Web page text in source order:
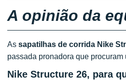
A opinião da
As sapatilhas de corrida Nike
passada pronadora que
Nike Structure 26, para